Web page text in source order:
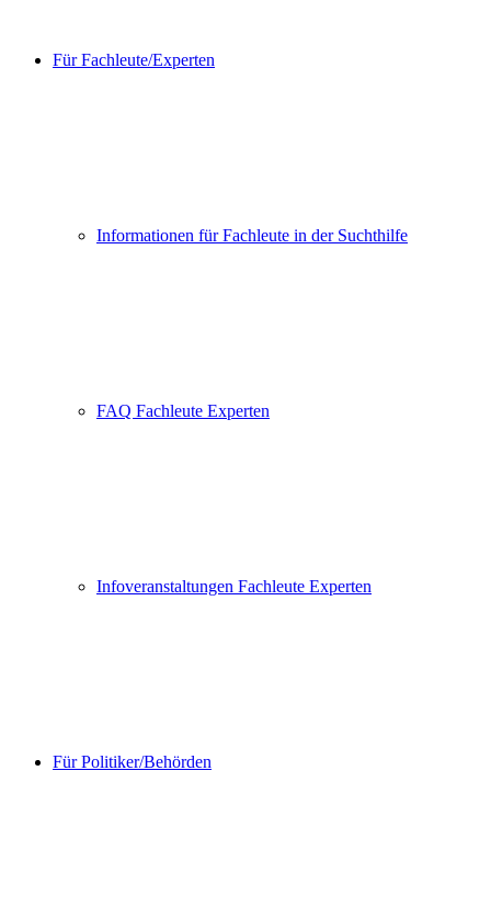
Für Fachleute/Experten
Informationen für Fachleute in der Suchthilfe
FAQ Fachleute Experten
Infoveranstaltungen Fachleute Experten
Für Politiker/Behörden